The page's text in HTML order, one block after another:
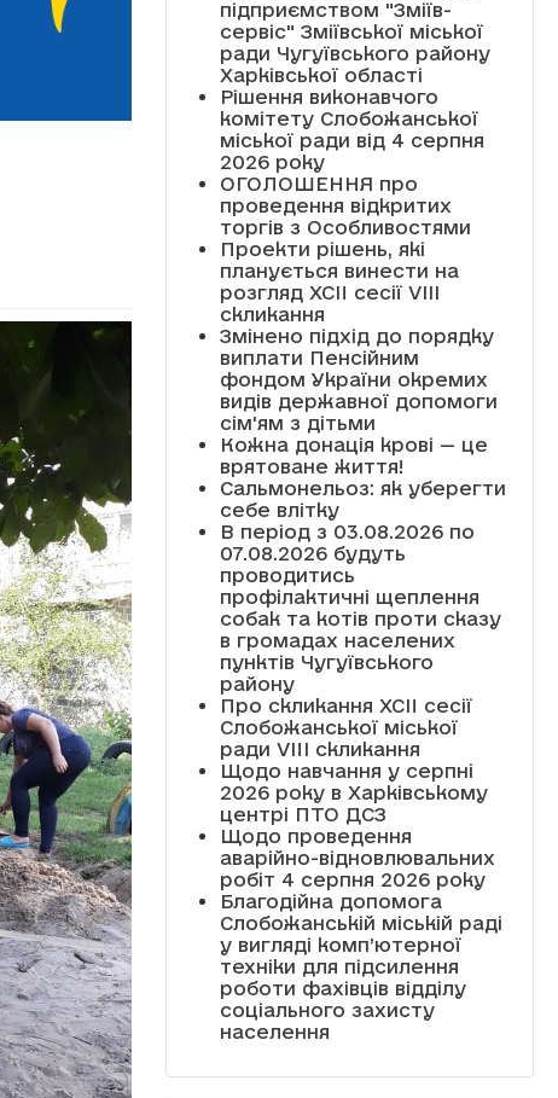
підприємством "Зміїв-
сервіс" Зміївської міської
ради Чугуївського району
Харківської області
Рішення виконавчого
комітету Слобожанської
міської ради від 4 серпня
2026 року
ОГОЛОШЕННЯ про
проведення відкритих
торгів з Особливостями
Проекти рішень, які
планується винести на
розгляд XCII сесії VІІІ
скликання
Змінено підхід до порядку
виплати Пенсійним
фондом України окремих
видів державної допомоги
сім'ям з дітьми
Кожна донація крові — це
врятоване життя!
Сальмонельоз: як уберегти
себе влітку
В період з 03.08.2026 по
07.08.2026 будуть
проводитись
профілактичні щеплення
собак та котів проти сказу
в громадах населених
пунктів Чугуївського
району
Про скликання XCII сесії
Слобожанської міської
ради VIII скликання
Щодо навчання у серпні
2026 року в Харківському
центрі ПТО ДСЗ
Щодо проведення
аварійно-відновлювальних
робіт 4 серпня 2026 року
Благодійна допомога
Слобожанській міській раді
у вигляді комп’ютерної
техніки для підсилення
роботи фахівців відділу
соціального захисту
населення